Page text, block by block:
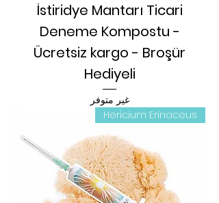
İstiridye Mantarı Ticari
Deneme Kompostu -
Ücretsiz kargo - Broşür
Hediyeli
غير متوفر
Hericium Erinaceus